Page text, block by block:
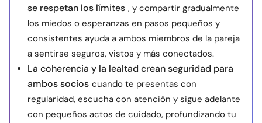
se respetan los límites , y compartir gradualmente
los miedos o esperanzas en pasos pequeños y
consistentes ayuda a ambos miembros de la pareja
a sentirse seguros, vistos y más conectados.
La coherencia y la lealtad crean seguridad para
ambos socios cuando te presentas con
regularidad, escucha con atención y sigue adelante
con pequeños actos de cuidado, profundizando tu